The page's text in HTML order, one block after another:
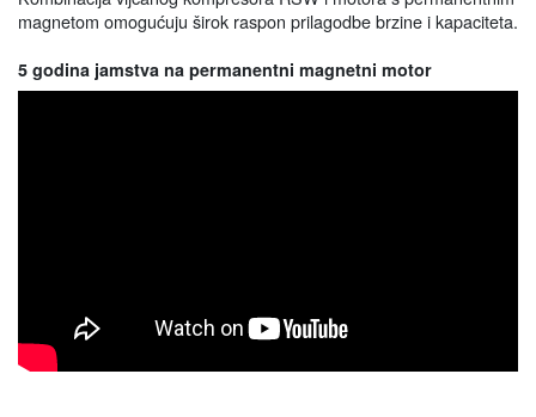
magnetom omogućuju širok raspon prilagodbe brzine i kapaciteta.
5 godina jamstva na permanentni magnetni motor